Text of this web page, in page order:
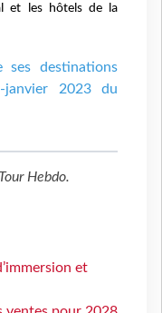
et les hôtels de la
ses destinations
janvier 2023 du
Tour Hebdo.
et